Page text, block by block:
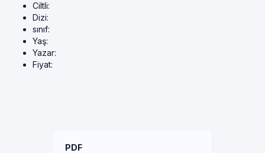
Ciltli:
Dizi:
sınıf:
Yaş:
Yazar:
Fiyat:
PDF